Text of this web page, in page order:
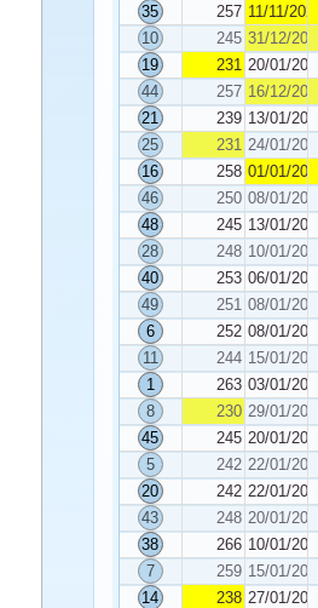
35
257 11/11/2023
10
245 31/12/2023
19
231 20/01/2024
44
257 16/12/2023
21
239 13/01/2024
25
231 24/01/2024
16
258 01/01/2024
46
250 08/01/2024
48
245 13/01/2024
28
248 10/01/2024
40
253 06/01/2024
49
251 08/01/2024
6
252 08/01/2024
11
244 15/01/2024
1
263 03/01/2024
8
230 29/01/2024
45
245 20/01/2024
5
242 22/01/2024
20
242 22/01/2024
43
248 20/01/2024
38
266 10/01/2024
7
259 15/01/2024
14
238 27/01/2024